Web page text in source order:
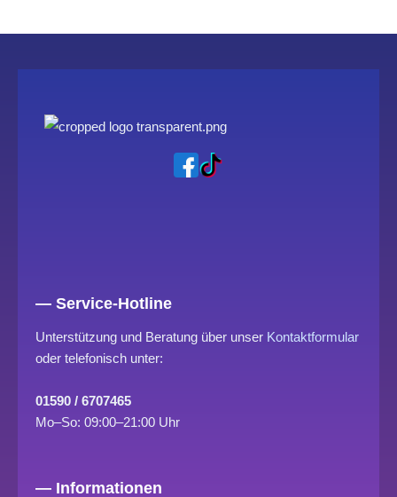
— Service-Hotline
Unterstützung und Beratung über unser Kontaktformular
oder telefonisch unter:
01590 / 6707465
Mo–So: 09:00–21:00 Uhr
— Informationen